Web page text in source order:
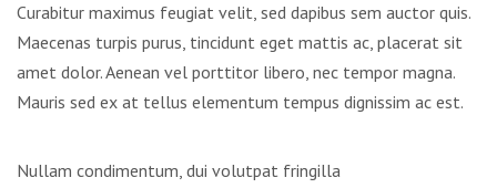
Curabitur maximus feugiat velit, sed dapibus sem auctor quis.
Maecenas turpis purus, tincidunt eget mattis ac, placerat sit
amet dolor. Aenean vel porttitor libero, nec tempor magna.
Mauris sed ex at tellus elementum tempus dignissim ac est.
Nullam condimentum, dui volutpat fringilla